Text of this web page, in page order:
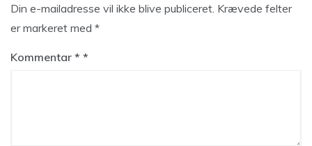
Din e-mailadresse vil ikke blive publiceret. Krævede felter
er markeret med *
Kommentar *